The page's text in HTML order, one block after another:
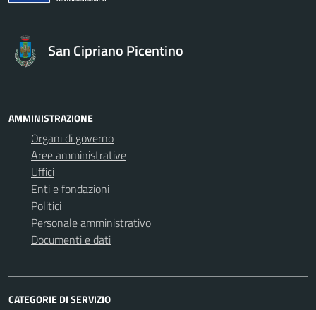
San Cipriano Picentino
AMMINISTRAZIONE
Organi di governo
Aree amministrative
Uffici
Enti e fondazioni
Politici
Personale amministrativo
Documenti e dati
CATEGORIE DI SERVIZIO